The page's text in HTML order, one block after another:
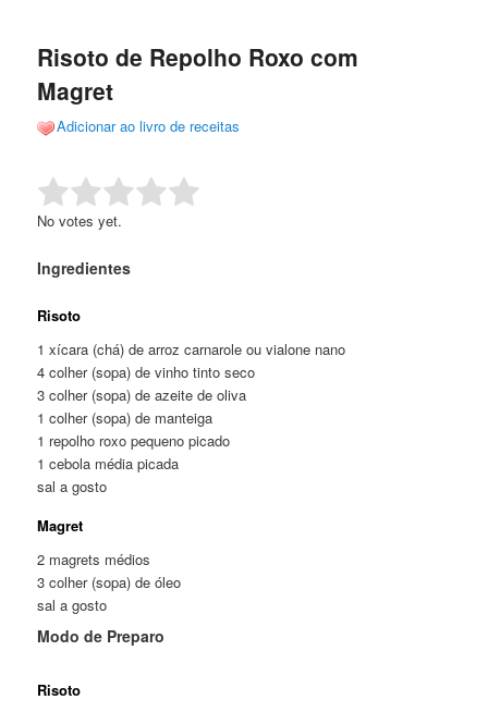
conteúdo
principal
conteúdo
secundário
Risoto de Repolho Roxo com
Magret
Adicionar ao livro de receitas
Rate this item: Submit Rating
No votes yet.
Ingredientes
Risoto
1 xícara (chá) de arroz carnarole ou vialone nano
4 colher (sopa) de vinho tinto seco
3 colher (sopa) de azeite de oliva
1 colher (sopa) de manteiga
1 repolho roxo pequeno picado
1 cebola média picada
sal a gosto
Magret
2 magrets médios
3 colher (sopa) de óleo
sal a gosto
Modo de Preparo
Risoto